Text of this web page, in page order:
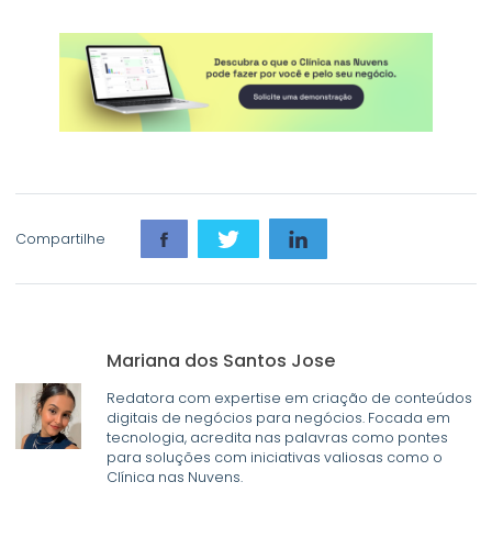
Compartilhe
Mariana dos Santos Jose
Redatora com expertise em criação de conteúdos
digitais de negócios para negócios. Focada em
tecnologia, acredita nas palavras como pontes
para soluções com iniciativas valiosas como o
Clínica nas Nuvens.